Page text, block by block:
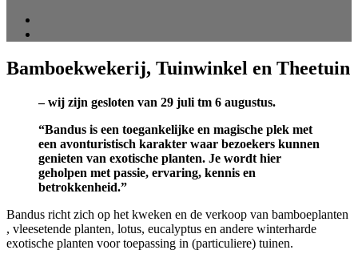
Bamboekwekerij, Tuinwinkel en Theetuin
– wij zijn gesloten van 29 juli tm 6 augustus.
“Bandus is een toegankelijke en magische plek met
een avonturistisch karakter waar bezoekers kunnen
genieten van exotische planten. Je wordt hier
geholpen met passie, ervaring, kennis en
betrokkenheid.”
Bandus richt zich op het kweken en de verkoop van bamboeplanten
, vleesetende planten, lotus, eucalyptus en andere winterharde
exotische planten voor toepassing in (particuliere) tuinen.